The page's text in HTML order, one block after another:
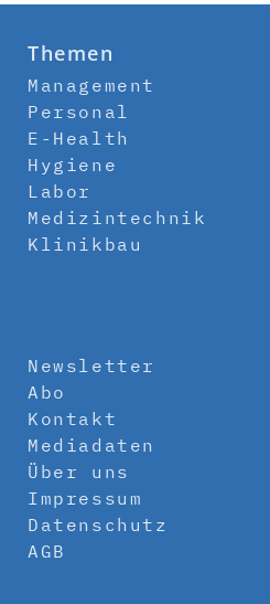
Themen
Management
Personal
E-Health
Hygiene
Labor
Medizintechnik
Klinikbau
Newsletter
Abo
Kontakt
Mediadaten
Über uns
Impressum
Datenschutz
AGB